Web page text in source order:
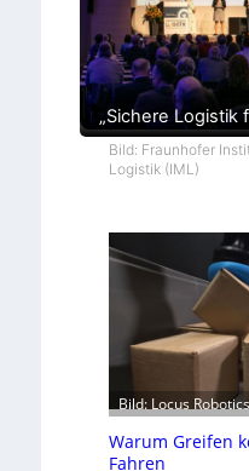
„Sichere Logistik
Bild: Fraunhofer
Logistik (IML)
Bild: Locus
Warum Greifen
Fahren